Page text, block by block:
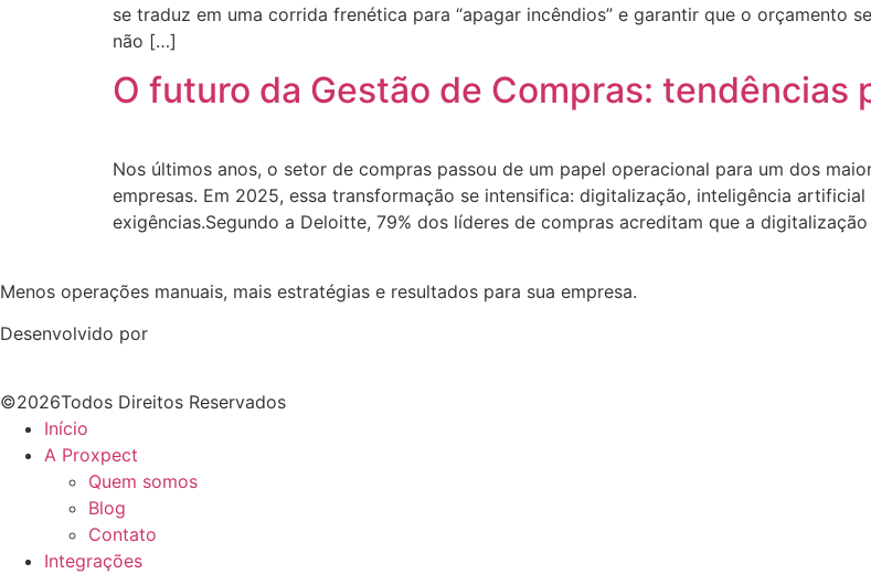
se traduz em uma corrida frenética para “apagar incêndios” e garantir que o orçamento
não […]
O futuro da Gestão de Compras: tendências
Nos últimos anos, o setor de compras passou de um papel operacional para um dos
empresas. Em 2025, essa transformação se intensifica: digitalização, inteligência
exigências.Segundo a Deloitte, 79% dos líderes de compras acreditam que a
Menos operações manuais, mais estratégias e resultados para sua empresa.
Desenvolvido por
©2026Todos Direitos Reservados
Início
A Proxpect
Quem somos
Blog
Contato
Integrações